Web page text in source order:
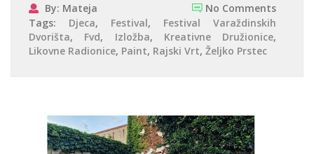
By: Mateja
No Comments
Tags: Djeca, Festival, Festival Varaždinskih
Dvorišta, Fvd, Izložba, Kreativne Družionice,
Likovne Radionice, Paint, Rajski Vrt, Željko Prstec